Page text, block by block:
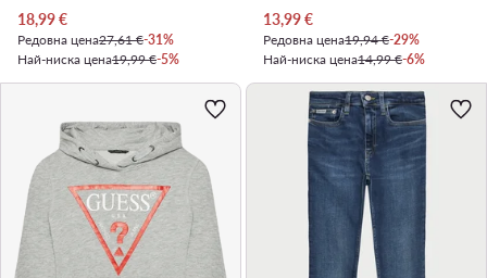
Актуална цена
18,99€
Редовна цена27,61 €-31%
Най-ниска цена19,99 €-5%
Актуална цена
13,99€
Редовна цена19,94 €-29%
Най-ниска цена14,99 €-6%